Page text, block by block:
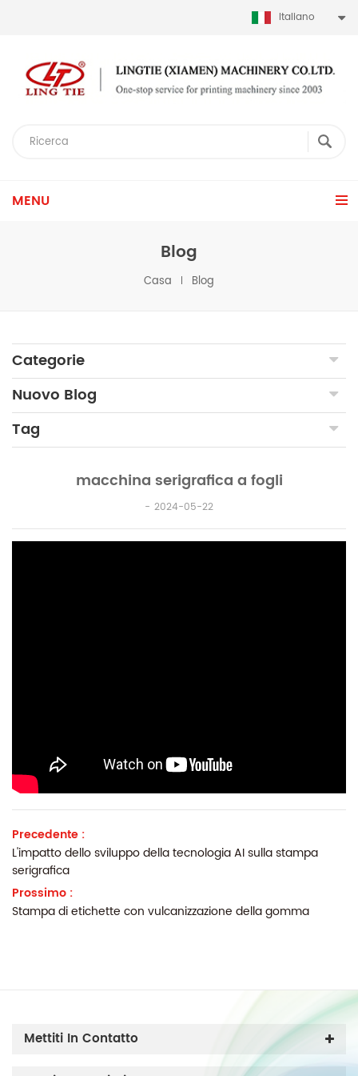
Italiano
MENU
Blog
Casa Blog
Categorie
Nuovo Blog
Tag
macchina serigrafica a fogli
2024-05-22
Precedente :
L'impatto dello sviluppo della tecnologia AI sulla stampa
serigrafica
Prossimo :
Stampa di etichette con vulcanizzazione della gomma
Mettiti In Contatto